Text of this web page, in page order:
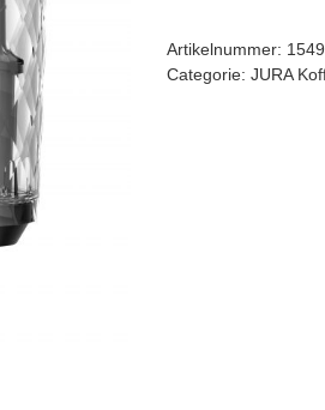
White
touch
Artikelnummer:
Categorie: JURA